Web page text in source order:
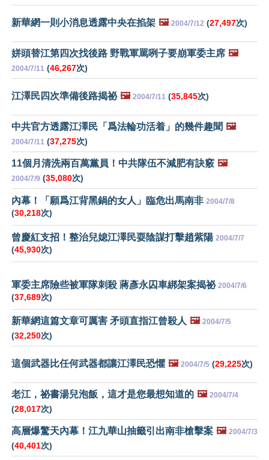
新華網一則小消息透露中央在掐架 🖼️ 2004/7/12 (27,497次)
姘頭替江第四次找後路 野戰軍罵咧子要崩軍委主席 🖼️
2004/7/11 (46,267次)
江澤民四次準備後路揭祕 🖼️ 2004/7/11 (35,845次)
中共官方透露江澤民「爲法輪功活着」的幾件趣聞 🖼️
2004/7/11 (37,275次)
11個月清洗兩百萬黨員！中共隊伍不減肥有訣竅 🖼️
2004/7/9 (35,080次)
內幕！「願爲江背黑鍋的女人」臨危出馬南非 2004/7/8
(30,218次)
曾慶紅支招！整治兒媳江澤民耍陰謀打擊趙紫陽 2004/7/7
(45,930次)
軍委主席險些被軍隊刺殺 蔣彥永囚車綁架案揭祕 2004/7/6
(37,689次)
新華網這篇文章可厲害 矛頭直指江曾殺人 🖼️ 2004/7/5
(32,250次)
這個武器比任何武器都讓江澤民恐懼 🖼️ 2004/7/5 (29,225次)
老江，祕書湯兒泡飯，這才是您最想知道的 🖼️ 2004/7/4
(28,017次)
高層爆驚天內幕！江九華山抽籤引出南非槍擊案 🖼️ 2004/7/3
(40,401次)